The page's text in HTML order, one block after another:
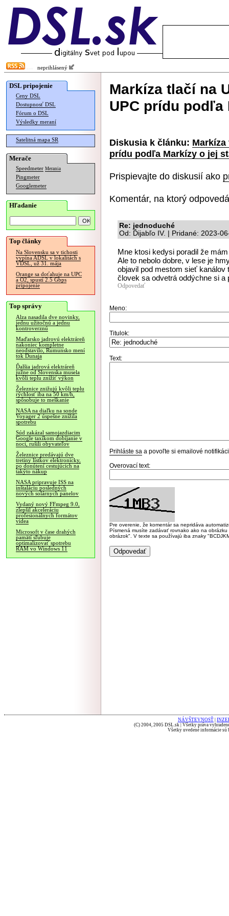
neprihlásený
DSL pripojenie
Ceny DSL
Dostupnosť DSL
Fórum o DSL
Výsledky meraní
Satelitná mapa SR
Merače
Speedmeter Merania
Pingmeter
Googlemeter
Hľadanie
Top články
Na Slovensku sa v tichosti
vypína ADSL v lokalitách s
VDSL, už 31. mája
Orange sa doťahuje na UPC
a O2, spustí 2.5 Gbps
pripojenie
Top správy
Alza nasadila dve novinky,
jednu užitočnú a jednu
kontroverznú
Maďarsko jadrovú elektráreň
nakoniec kompletne
neodstavilo, Rumunsko mení
tok Dunaja
Ďalšia jadrová elektráreň
južne od Slovenska musela
kvôli teplu znížiť výkon
Železnice znižujú kvôli teplu
rýchlosť iba na 50 km/h,
spôsobuje to meškanie
NASA na diaľku na sonde
Voyager 2 úspešne znížila
spotrebu
Súd zakázal samojazdiacim
Google taxíkom dobíjanie v
noci, rušili obyvateľov
Železnice predávajú dve
tretiny lístkov elektronicky,
po donútení cestujúcich na
takýto nákup
NASA pripravuje ISS na
inštaláciu posledných
nových solárnych panelov
Vydaný nový FFmpeg 9.0,
zlepšil akceleráciu
profesionálnych formátov
videa
Microsoft v čase drahých
pamätí sľubuje
optimalizovať spotrebu
RAM vo Windows 11
Markíza tlačí na
UPC prídu
Diskusia k článku: Markíza
prídu podľa Markízy o jej
Prispievajte do diskusií ako
Komentár, na ktorý
Re: jednoduché
Od: Ďijabľo IV. | Pridané: 2023-
Mne ktosi kedysi poradil že
Ale to nebolo dobre, v lese je
objavil pod mestom sieť
človek sa odvetrá oddýchne si a
Odpovedať
Meno:
Titulok:
Text:
Prihláste sa a povoľte si emailové
Overovací text:
Pre overenie, že komentár sa nepridáva
Písmená musíte zadávať rovnako ako na
obrázok". V texte sa používajú iba znaky
NÁVŠTEVNOSŤ
(C) 2004, 2005 DSL.sk | Všetky práva
Všetky uvedené informácie sú